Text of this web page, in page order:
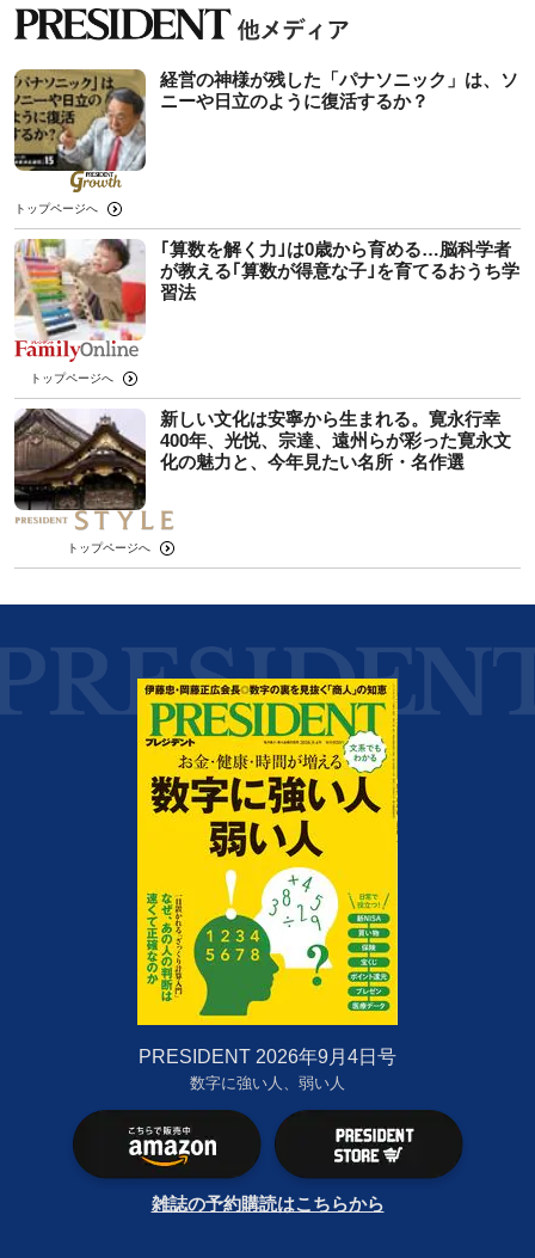
経営の神様が残した「パナソニック」は、ソ
ニーや日立のように復活するか？
トップページへ
｢算数を解く力｣は0歳から育める…脳科学者
が教える｢算数が得意な子｣を育てるおうち学
習法
トップページへ
新しい文化は安寧から生まれる。寛永行幸
400年、光悦、宗達、遠州らが彩った寛永文
化の魅力と、今年見たい名所・名作選
トップページへ
PRESIDENT 2026年9月4日号
数字に強い人、弱い人
雑誌の予約購読はこちらから